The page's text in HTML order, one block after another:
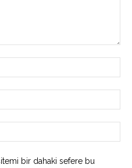
bir dahaki sefere bu